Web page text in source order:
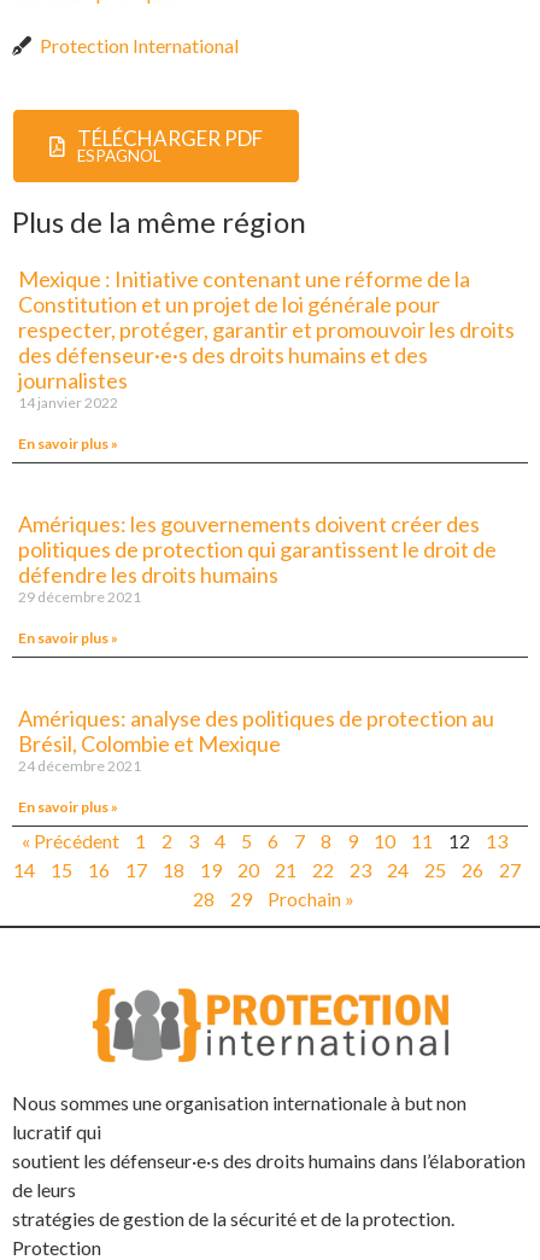
Protection International
TÉLÉCHARGER PDF
ESPAGNOL
Plus de la même région
Mexique : Initiative contenant une réforme de la
Constitution et un projet de loi générale pour
respecter, protéger, garantir et promouvoir les droits
des défenseur·e·s des droits humains et des
journalistes
14 janvier 2022
En savoir plus »
Amériques: les gouvernements doivent créer des
politiques de protection qui garantissent le droit de
défendre les droits humains
29 décembre 2021
En savoir plus »
Amériques: analyse des politiques de protection au
Brésil, Colombie et Mexique
24 décembre 2021
En savoir plus »
« Précédent 1 2 3 4 5 6 7 8 9 10 11 12
13
14
15 16 17 18 19 20 21 22 23 24 25 26
27
28
29 Prochain »
Nous sommes une organisation internationale à but non
lucratif qui
soutient les défenseur·e·s des droits humains dans l’élaboration
de leurs
stratégies de gestion de la sécurité et de la protection.
Protection